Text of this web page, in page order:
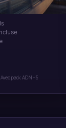
pack ADN+5